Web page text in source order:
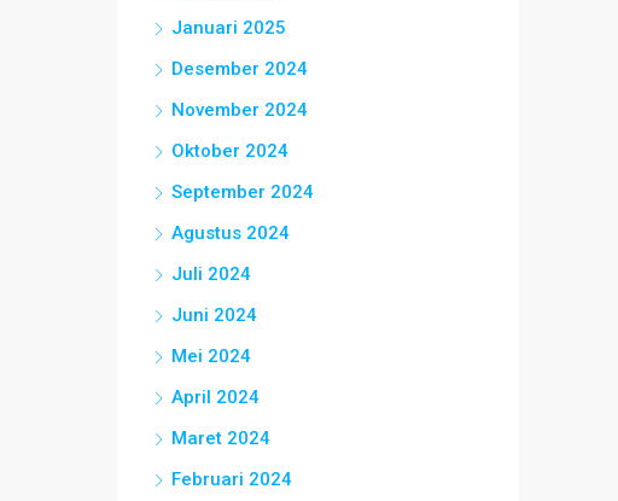
Januari 2025
Desember 2024
November 2024
Oktober 2024
September 2024
Agustus 2024
Juli 2024
Juni 2024
Mei 2024
April 2024
Maret 2024
Februari 2024